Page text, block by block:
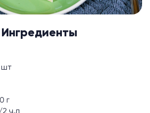
Ингредиенты
шт
г